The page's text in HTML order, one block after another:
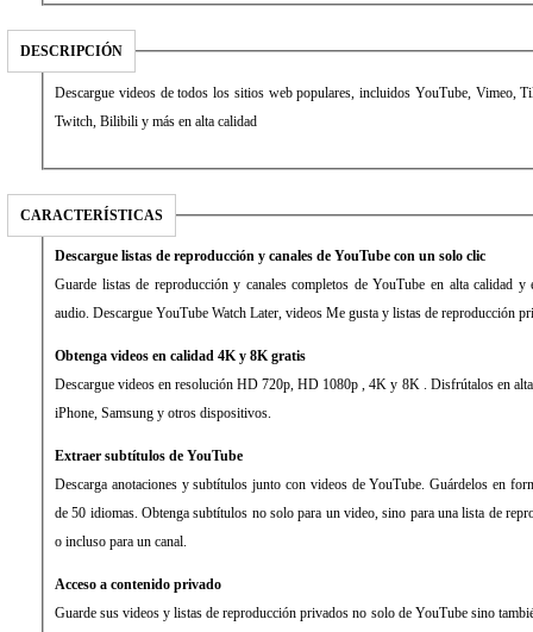
DESCRIPCIÓN
Descargue videos de todos los sitios web populares, incluidos YouTube, Vimeo,
Twitch, Bilibili y más en alta calidad
CARACTERÍSTICAS
Descargue listas de reproducción y canales de YouTube con un solo clic
Guarde listas de reproducción y canales completos de YouTube en alta calidad
audio. Descargue YouTube Watch Later, videos Me gusta y listas de reproducción
Obtenga videos en calidad 4K y 8K gratis
Descargue videos en resolución HD 720p, HD 1080p , 4K y 8K . Disfrútalos en
iPhone, Samsung y otros dispositivos.
Extraer subtítulos de YouTube
Descarga anotaciones y subtítulos junto con videos de YouTube. Guárdelos en
de 50 idiomas. Obtenga subtítulos no solo para un video, sino para una lista de
o incluso para un canal.
Acceso a contenido privado
Guarde sus videos y listas de reproducción privados no solo de YouTube sino